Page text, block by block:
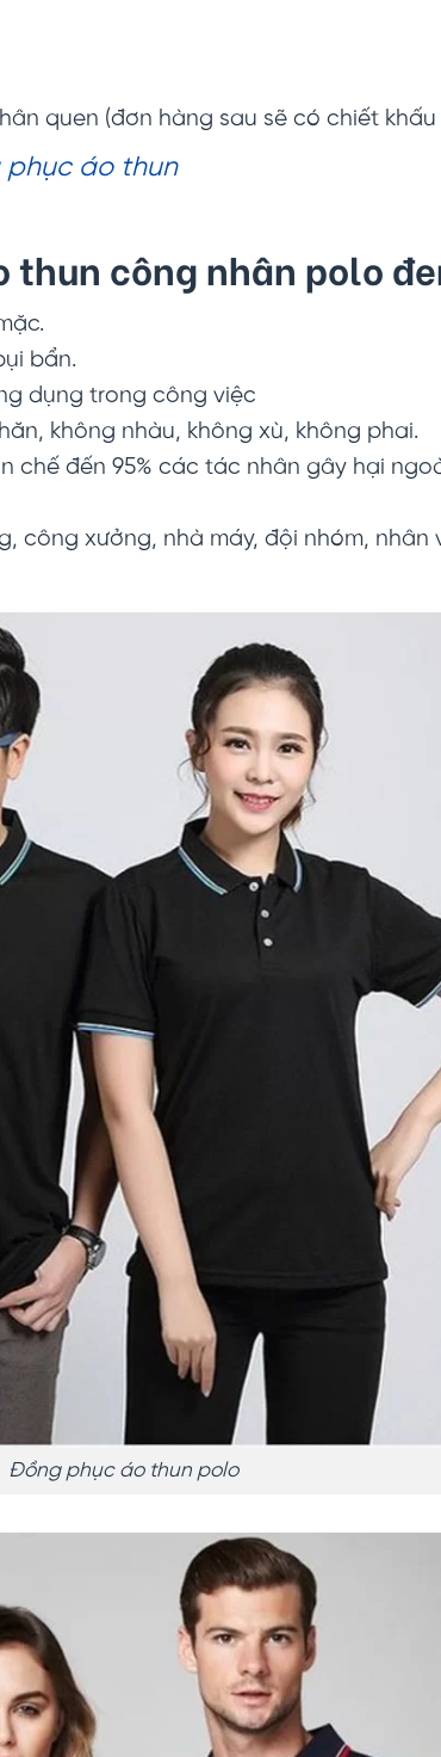
quen (đơn hàng sau sẽ có chiết khấu
áo thun
thun công nhân polo
bẩn.
dụng trong công việc
không nhàu, không xù, không phai.
đến 95% các tác nhân gây hại
xưởng, nhà máy, đội nhóm, nhân
Đồng phục áo thun polo